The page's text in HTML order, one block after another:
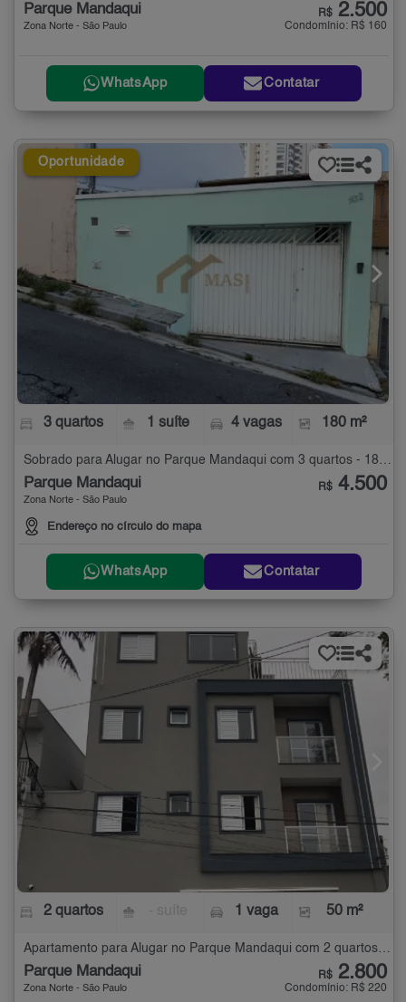
Parque Mandaqui
Zona Norte - São Paulo
R$ 2.500
Condomínio: R$ 160
WhatsApp Contatar
Oportunidade
3 quartos 1 suíte 4 vagas 180 m²
Parque Mandaqui
Zona Norte - São Paulo
Endereço no círculo do mapa
R$ 4.500
WhatsApp Contatar
2 quartos 1 vaga 50 m²
Apartamento para Alugar no Parque Mandaqui com 2 quartos - 50 m²
Parque Mandaqui
Zona Norte - São Paulo
R$ 2.800
Condomínio: R$ 220